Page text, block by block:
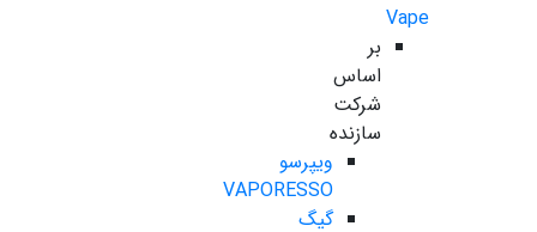
Vape
بر
اساس
شرکت
سازنده
ویپرسو
VAPORESSO
گیگ